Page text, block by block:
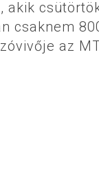
csaknem
az